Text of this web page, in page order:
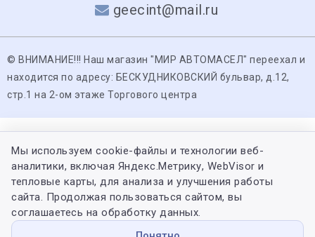
geecint@mail.ru
© ВНИМАНИЕ!!! Наш магазин "МИР АВТОМАСЕЛ" переехал и
находится по адресу: БЕСКУДНИКОВСКИЙ бульвар, д.12,
стр.1 на 2-ом этаже Торгового центра
Мы используем cookie-файлы и технологии веб-
аналитики, включая Яндекс.Метрику, WebVisor и
тепловые карты, для анализа и улучшения работы
сайта. Продолжая пользоваться сайтом, вы
соглашаетесь на обработку данных.